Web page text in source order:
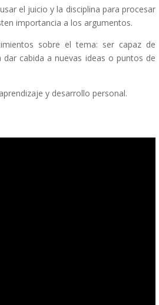
el juicio y la disciplina para procesar
importancia a los argumentos.
sobre el tema: ser capaz de
cabida a nuevas ideas o puntos de
y desarrollo personal.